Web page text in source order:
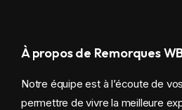
À propos de Remorques
Notre équipe est à l’écoute de
permettre de vivre la meilleure